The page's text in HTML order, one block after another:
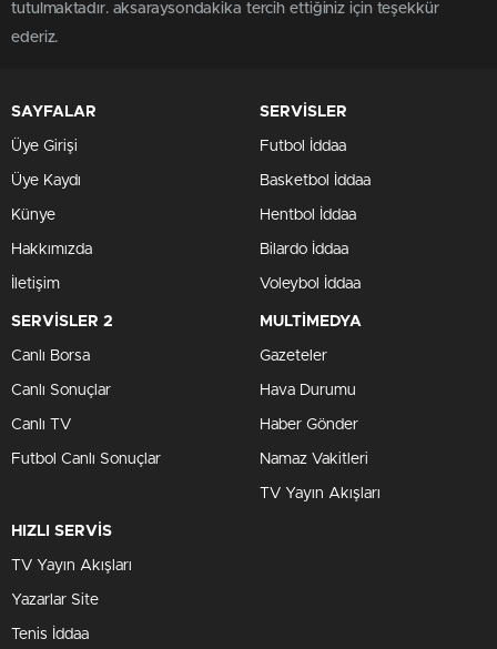
tutulmaktadır. aksaraysondakika tercih ettiğiniz için teşekkür
ederiz.
SAYFALAR
Üye Girişi
Üye Kaydı
Künye
Hakkımızda
İletişim
SERVİSLER
Futbol İddaa
Basketbol İddaa
Hentbol İddaa
Bilardo İddaa
Voleybol İddaa
SERVİSLER 2
Canlı Borsa
Canlı Sonuçlar
Canlı TV
Futbol Canlı Sonuçlar
MULTİMEDYA
Gazeteler
Hava Durumu
Haber Gönder
Namaz Vakitleri
TV Yayın Akışları
HIZLI SERVİS
TV Yayın Akışları
Yazarlar Site
Tenis İddaa